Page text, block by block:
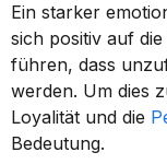
Ein starker
sich positiv auf
führen, dass
werden. Um dies
Loyalität und die
Bedeutung.